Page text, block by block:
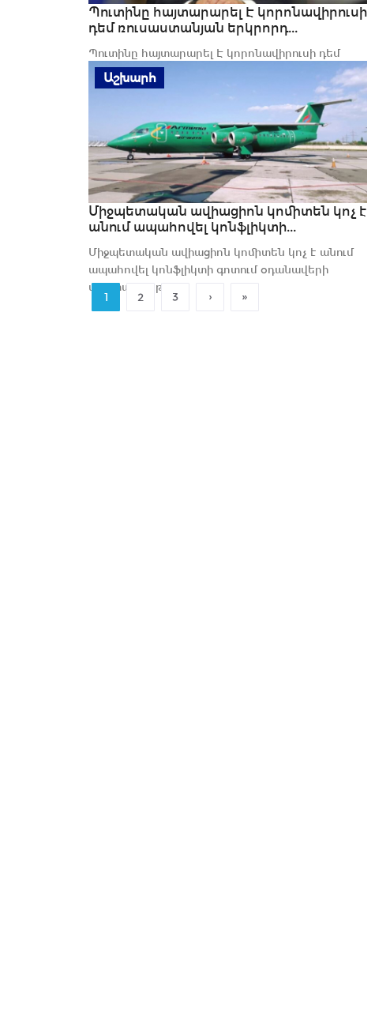
Պուտինը հայտարարել Է կորոնավիրուսի
դեմ ռուսաստանյան երկրորդ...
Պուտինը հայտարարել Է կորոնավիրուսի դեմ
ռուսաստանյան երկրորդ պատվաստանյութի
գրանցման...
Աշխարհ
Միջպետական ավիացիոն կոմիտեն կոչ է
անում ապահովել կոնֆլիկտի...
Միջպետական ավիացիոն կոմիտեն կոչ է անում
ապահովել կոնֆլիկտի գոտում օդանավերի
անվտանգությունը
1 2 3 › »